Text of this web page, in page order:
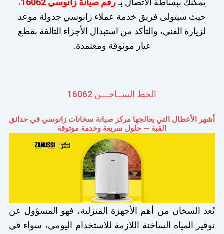
حيث سيتولى فريق خدمة عملاء زانوسي جدولة موعد
لزيارة الفني، والتأكد من استبدال الأجزاء التالفة بقطع
غيار موثوقة ومعتمدة.
الخط الســاخـــن 16062
أشهر الأعطال التي يعالجها مركز صيانة سخانات زانوسي في حدائق
القبة — حلول سريعة وخدمة موثوقة
يُعد السخان من أهم الأجهزة المنزلية، فهو المسؤول عن
توفير المياه الساخنة اللازمة للاستخدام اليومي، سواء في